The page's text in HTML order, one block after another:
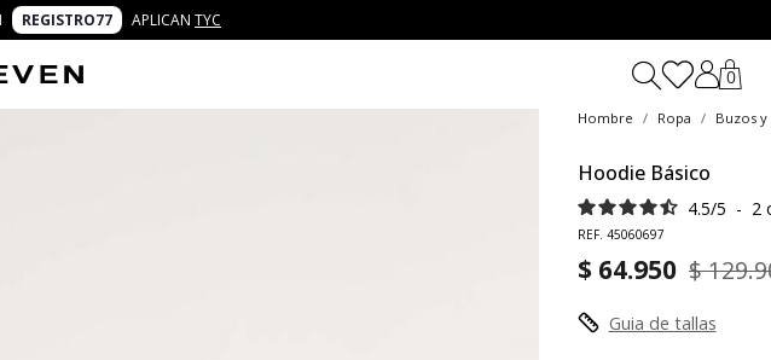
REGISTRO77 APLICAN TYC
0
Hombre Ropa Buzos y
Hoodie Básico
4.5/5 - 2
REF. 45060697
$ 64.950 $
Guia de tallas